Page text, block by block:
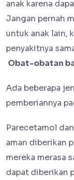
anak karena
Jangan pernah
untuk anak lain,
penyakitnya
Obat-obatan
Ada beberapa
pemberiannya
Parecetamol
aman diberikan
mereka merasa
dapat diberikan